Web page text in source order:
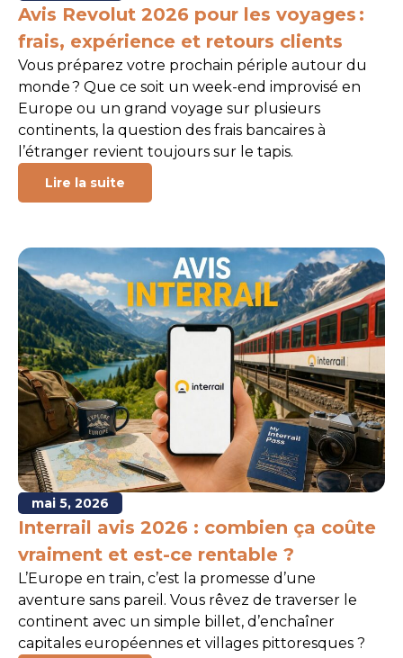
Avis Revolut 2026 pour les voyages :
frais, expérience et retours clients
Vous préparez votre prochain périple autour du
monde ? Que ce soit un week-end improvisé en
Europe ou un grand voyage sur plusieurs
continents, la question des frais bancaires à
l’étranger revient toujours sur le tapis.
Lire la suite
mai 5, 2026
Interrail avis 2026 : combien ça coûte
vraiment et est-ce rentable ?
L’Europe en train, c’est la promesse d’une
aventure sans pareil. Vous rêvez de traverser le
continent avec un simple billet, d’enchaîner
capitales européennes et villages pittoresques ?